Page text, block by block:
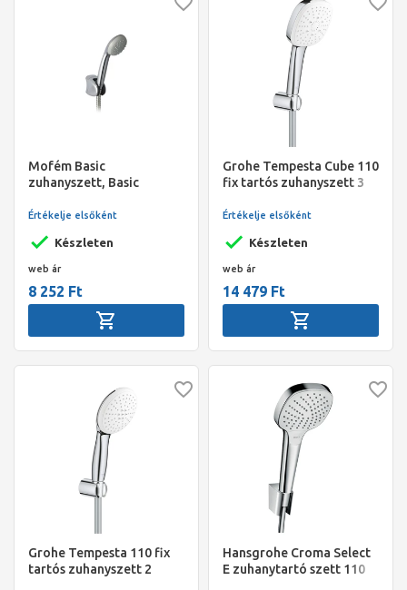
Mofém Basic
zuhanyszett, Basic
zuhanytartó,
gégecsőKészleten
Értékelje elsőként
web ár
8 252 Ft
Grohe Tempesta Cube 110
fix tartós zuhanyszett 3
EcoJoy víztakarékos,
Készleten
Értékelje elsőként
web ár
14 479 Ft
Grohe Tempesta 110 fix
tartós zuhanyszett 2
Hansgrohe Croma Select
E zuhanytartó szett 110